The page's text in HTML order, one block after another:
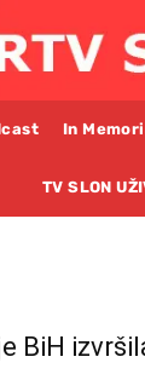
In
TV SLON
BiH